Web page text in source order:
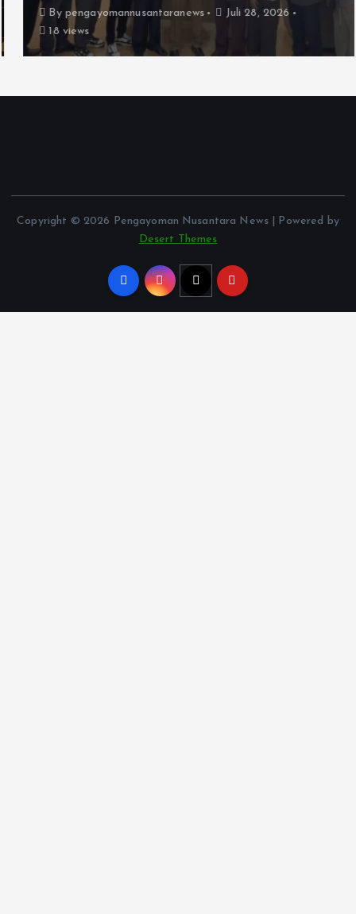
Bypengayomannusantaranews
Juli 28, 2026
18 views
Copyright © 2026 Pengayoman Nusantara News | Powered by
Desert Themes